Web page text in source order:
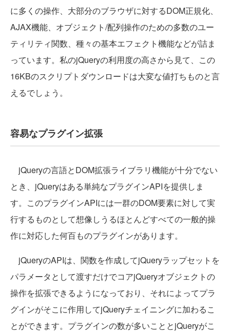
に多くの操作、大部分のブラウザに対するDOM正規化、
AJAX機能、オブジェクト/配列操作のための多数のユー
ティリティ関数、種々の基本エフェクト機能などが詰ま
っています。私のjQueryの利用度の高さから見て、この
16KBのスクリプトダウンロードは大変な値打ちものと言
えるでしょう。
容易なプラグイン拡張
jQueryの言語とDOM拡張ライブラリ機能が十分でない
とき、jQueryはある単純なプラグインAPIを提供しま
す。このプラグインAPIには一群のDOM要素に対して実
行するものとして想像しうるほとんどすべての一般的操
作に対応した何百ものプラグインがあります。
jQueryのAPIは、関数を作成してjQueryラップセットを
パラメータとして渡すだけでコアjQueryオブジェクトの
操作を拡張できるようになっており、それによってプラ
グインがそこに作用してjQueryチェイニングに加わるこ
とができます。プラグインの数が多いこととjQueryがこ